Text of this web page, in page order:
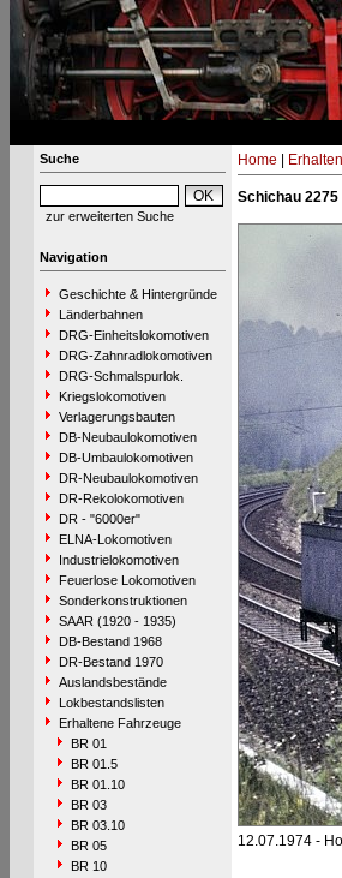
Suche
zur erweiterten Suche
Navigation
Geschichte & Hintergründe
Länderbahnen
DRG-Einheitslokomotiven
DRG-Zahnradlokomotiven
DRG-Schmalspurlok.
Kriegslokomotiven
Verlagerungsbauten
DB-Neubaulokomotiven
DB-Umbaulokomotiven
DR-Neubaulokomotiven
DR-Rekolokomotiven
DR - "6000er"
ELNA-Lokomotiven
Industrielokomotiven
Feuerlose Lokomotiven
Sonderkonstruktionen
SAAR (1920 - 1935)
DB-Bestand 1968
DR-Bestand 1970
Auslandsbestände
Lokbestandslisten
Erhaltene Fahrzeuge
BR 01
BR 01.5
BR 01.10
BR 03
BR 03.10
BR 05
BR 10
Home
Schichau
12.07.1974 -